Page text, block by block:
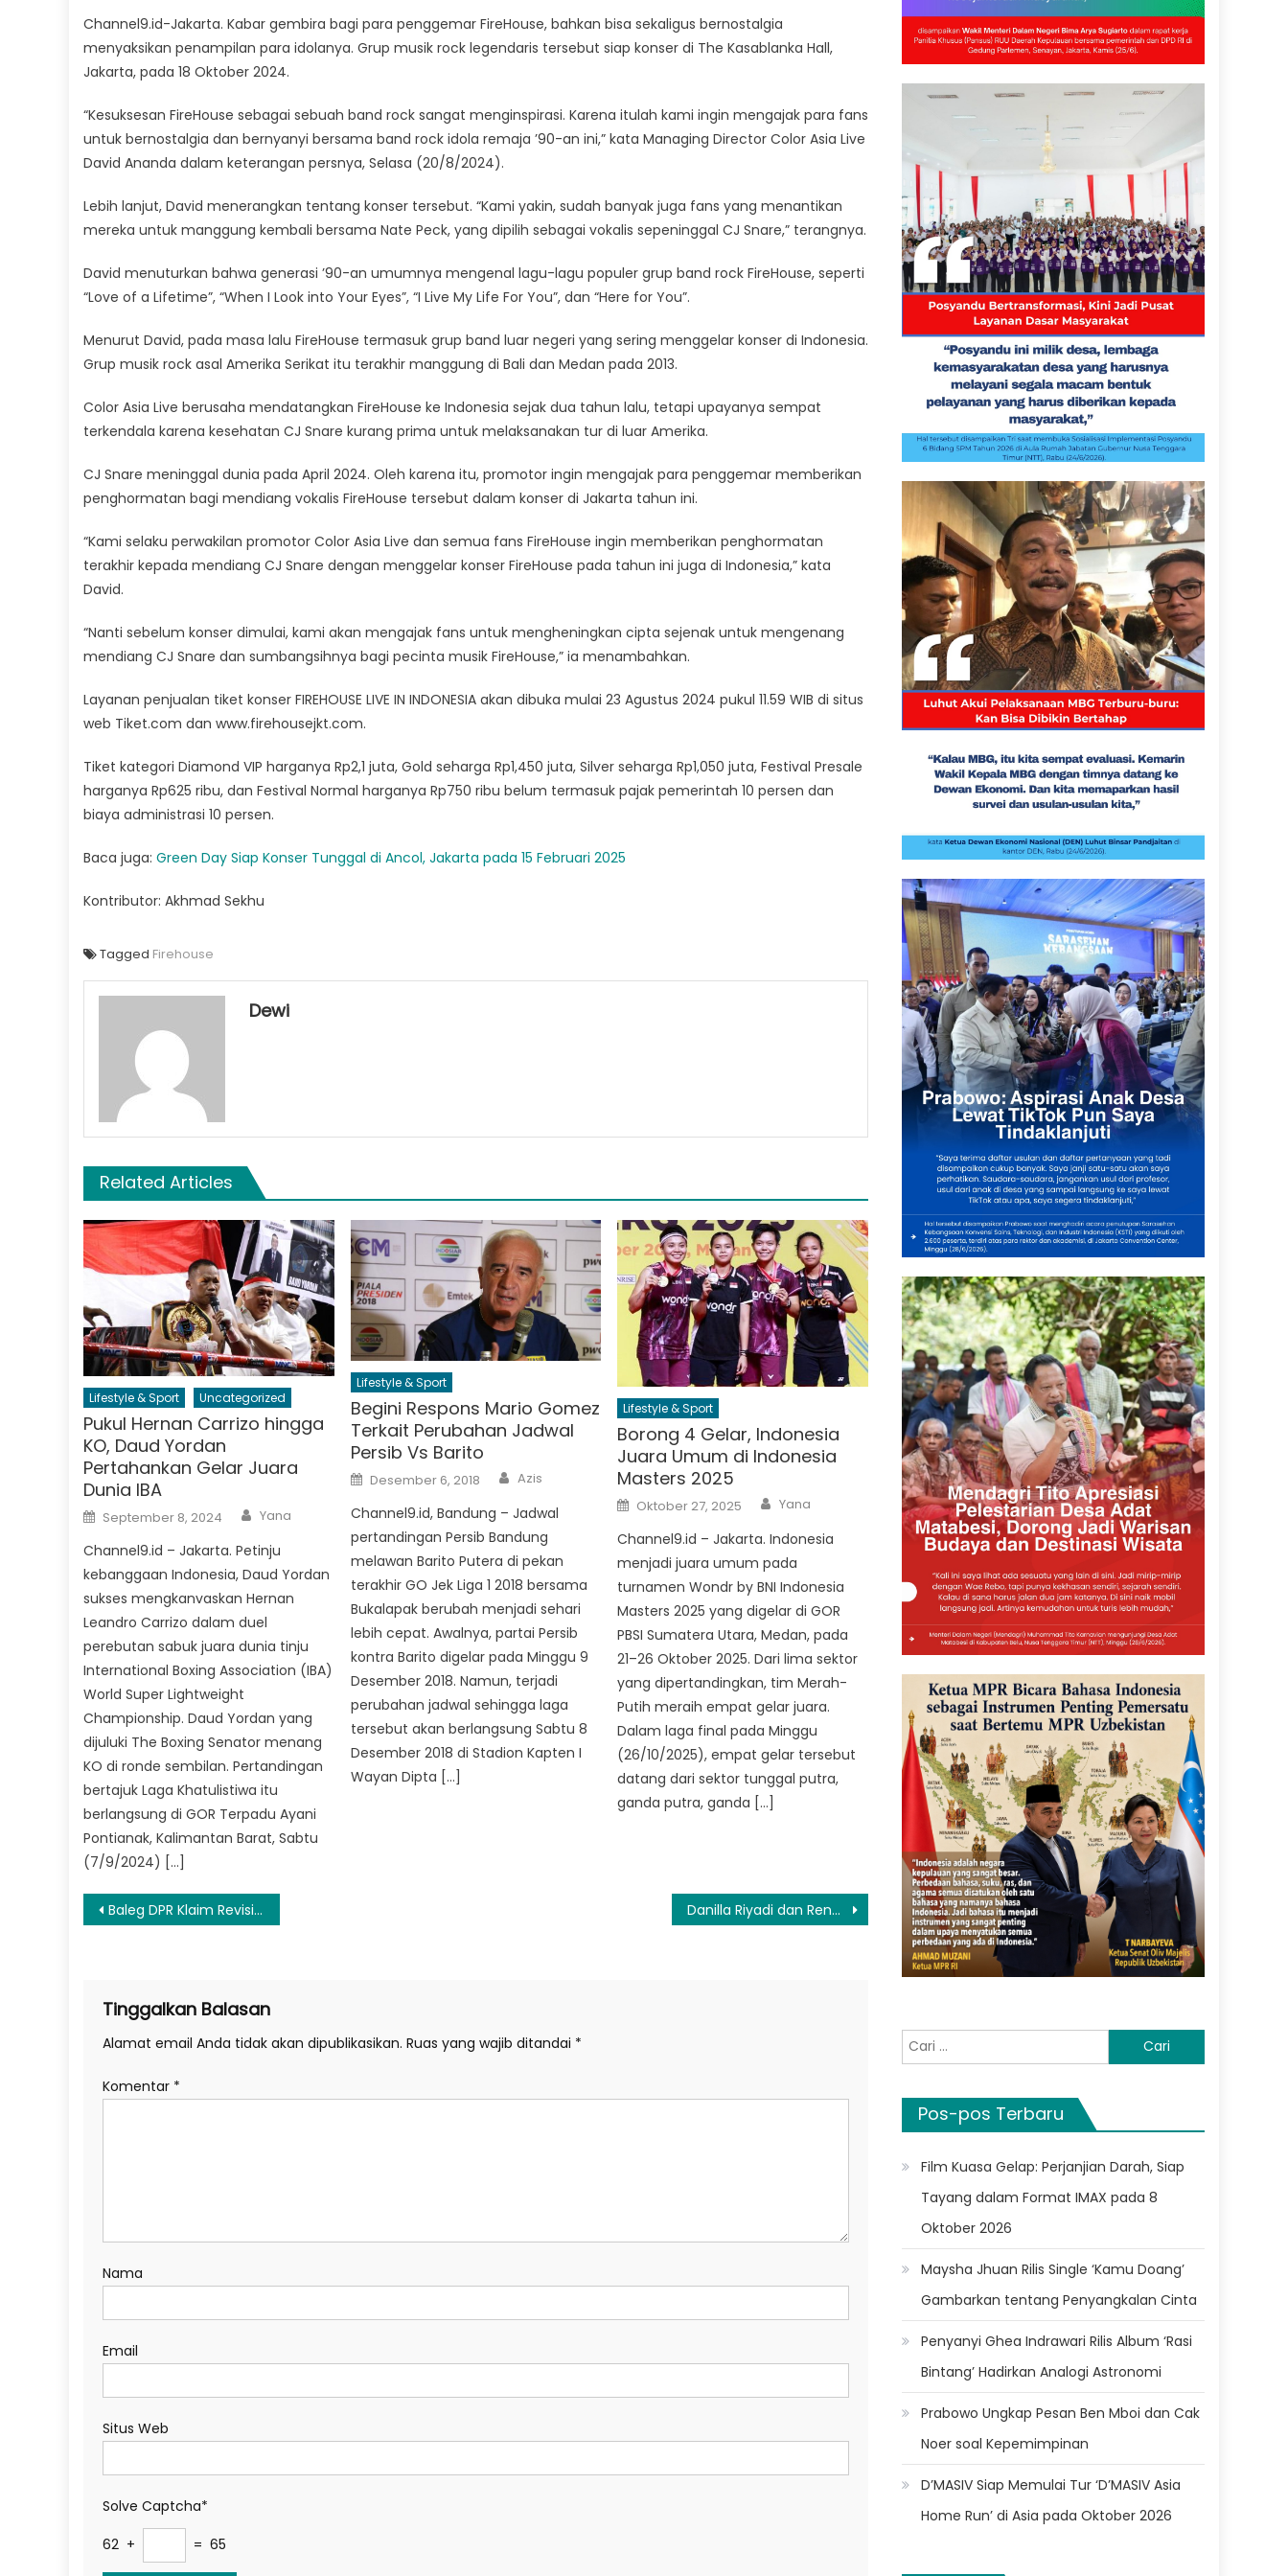
Channel9.id-Jakarta. Kabar gembira bagi para penggemar FireHouse, bahkan bisa sekaligus bernostalgia
menyaksikan penampilan para idolanya. Grup musik rock legendaris tersebut siap konser di The Kasablanka Hall,
Jakarta, pada 18 Oktober 2024.
“Kesuksesan FireHouse sebagai sebuah band rock sangat menginspirasi. Karena itulah kami ingin mengajak para fans
untuk bernostalgia dan bernyanyi bersama band rock idola remaja ’90-an ini,” kata Managing Director Color Asia Live
David Ananda dalam keterangan persnya, Selasa (20/8/2024).
Lebih lanjut, David menerangkan tentang konser tersebut. “Kami yakin, sudah banyak juga fans yang menantikan
mereka untuk manggung kembali bersama Nate Peck, yang dipilih sebagai vokalis sepeninggal CJ Snare,” terangnya.
David menuturkan bahwa generasi ’90-an umumnya mengenal lagu-lagu populer grup band rock FireHouse, seperti
“Love of a Lifetime”, “When I Look into Your Eyes”, “I Live My Life For You”, dan “Here for You”.
Menurut David, pada masa lalu FireHouse termasuk grup band luar negeri yang sering menggelar konser di Indonesia.
Grup musik rock asal Amerika Serikat itu terakhir manggung di Bali dan Medan pada 2013.
Color Asia Live berusaha mendatangkan FireHouse ke Indonesia sejak dua tahun lalu, tetapi upayanya sempat
terkendala karena kesehatan CJ Snare kurang prima untuk melaksanakan tur di luar Amerika.
CJ Snare meninggal dunia pada April 2024. Oleh karena itu, promotor ingin mengajak para penggemar memberikan
penghormatan bagi mendiang vokalis FireHouse tersebut dalam konser di Jakarta tahun ini.
“Kami selaku perwakilan promotor Color Asia Live dan semua fans FireHouse ingin memberikan penghormatan
terakhir kepada mendiang CJ Snare dengan menggelar konser FireHouse pada tahun ini juga di Indonesia,” kata
David.
“Nanti sebelum konser dimulai, kami akan mengajak fans untuk mengheningkan cipta sejenak untuk mengenang
mendiang CJ Snare dan sumbangsihnya bagi pecinta musik FireHouse,” ia menambahkan.
Layanan penjualan tiket konser FIREHOUSE LIVE IN INDONESIA akan dibuka mulai 23 Agustus 2024 pukul 11.59 WIB di situs
web Tiket.com dan www.firehousejkt.com.
Tiket kategori Diamond VIP harganya Rp2,1 juta, Gold seharga Rp1,450 juta, Silver seharga Rp1,050 juta, Festival Presale
harganya Rp625 ribu, dan Festival Normal harganya Rp750 ribu belum termasuk pajak pemerintah 10 persen dan
biaya administrasi 10 persen.
Baca juga: Green Day Siap Konser Tunggal di Ancol, Jakarta pada 15 Februari 2025
Kontributor: Akhmad Sekhu
Tagged Firehouse
Dewi
Related Articles
Lifestyle & Sport Uncategorized
Pukul Hernan Carrizo hingga
KO, Daud Yordan
Pertahankan Gelar Juara
Dunia IBA
Posted
on
September 8, 2024 Author
Yana
Channel9.id – Jakarta. Petinju
kebanggaan Indonesia, Daud Yordan
sukses mengkanvaskan Hernan
Leandro Carrizo dalam duel
perebutan sabuk juara dunia tinju
International Boxing Association (IBA)
World Super Lightweight
Championship. Daud Yordan yang
dijuluki The Boxing Senator menang
KO di ronde sembilan. Pertandingan
bertajuk Laga Khatulistiwa itu
berlangsung di GOR Terpadu Ayani
Pontianak, Kalimantan Barat, Sabtu
(7/9/2024) […]
Lifestyle & Sport
Begini Respons Mario Gomez
Terkait Perubahan Jadwal
Persib Vs Barito
Posted
on
Desember 6, 2018 Author
Azis
Channel9.id, Bandung – Jadwal
pertandingan Persib Bandung
melawan Barito Putera di pekan
terakhir GO Jek Liga 1 2018 bersama
Bukalapak berubah menjadi sehari
lebih cepat. Awalnya, partai Persib
kontra Barito digelar pada Minggu 9
Desember 2018. Namun, terjadi
perubahan jadwal sehingga laga
tersebut akan berlangsung Sabtu 8
Desember 2018 di Stadion Kapten I
Wayan Dipta […]
Lifestyle & Sport
Borong 4 Gelar, Indonesia
Juara Umum di Indonesia
Masters 2025
Posted
on
Oktober 27, 2025 Author
Yana
Channel9.id – Jakarta. Indonesia
menjadi juara umum pada
turnamen Wondr by BNI Indonesia
Masters 2025 yang digelar di GOR
PBSI Sumatera Utara, Medan, pada
21–26 Oktober 2025. Dari lima sektor
yang dipertandingkan, tim Merah-
Putih meraih empat gelar juara.
Dalam laga final pada Minggu
(26/10/2025), empat gelar tersebut
datang dari sektor tunggal putra,
ganda putra, ganda […]
Navigasi
Baleg DPR Klaim Revisi UU Pilkada Akomodir Partai Nonparlemen Bisa Usung Calon Danilla Riyadi dan Rendy Pandugo Rilis Lagu ‘Wahai Kau’, Arti Penting Sosok Bapak
Tinggalkan Balasan
Alamat email Anda tidak akan dipublikasikan. Ruas yang wajib ditandai *
Komentar *
Nama
Email
Situs Web
Solve Captcha*
62 +
= 65
Cari
untuk:
Pos-pos Terbaru
Film Kuasa Gelap: Perjanjian Darah, Siap
Tayang dalam Format IMAX pada 8
Oktober 2026
Maysha Jhuan Rilis Single ‘Kamu Doang’
Gambarkan tentang Penyangkalan Cinta
Penyanyi Ghea Indrawari Rilis Album ‘Rasi
Bintang’ Hadirkan Analogi Astronomi
Prabowo Ungkap Pesan Ben Mboi dan Cak
Noer soal Kepemimpinan
D’MASIV Siap Memulai Tur ‘D’MASIV Asia
Home Run’ di Asia pada Oktober 2026